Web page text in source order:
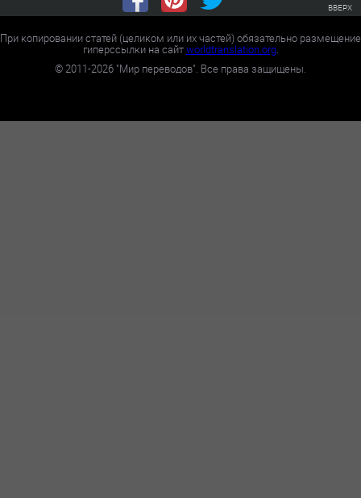
ВВЕРХ
При копировании статей (целиком или их частей) обязательно размещение
гиперссылки на сайтworldtranslation.org.
©2011-2026 "Мир переводов". Все права защищены.